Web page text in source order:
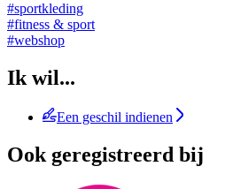
#sportkleding
#fitness & sport
#webshop
Ik wil...
Een geschil indienen
Ook geregistreerd bij